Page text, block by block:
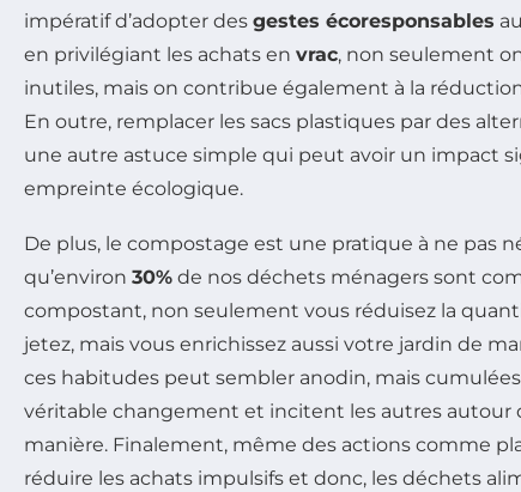
impératif d’adopter des gestes écoresponsables
en privilégiant les achats en vrac, non seulement
inutiles, mais on contribue également à la
En outre, remplacer les sacs plastiques par des
une autre astuce simple qui peut avoir un impact
empreinte écologique.
De plus, le compostage est une pratique à ne pas
qu’environ 30% de nos déchets ménagers sont
compostant, non seulement vous réduisez la
jetez, mais vous enrichissez aussi votre jardin de
ces habitudes peut sembler anodin, mais
véritable changement et incitent les autres autour
manière. Finalement, même des actions comme
réduire les achats impulsifs et donc, les déchets